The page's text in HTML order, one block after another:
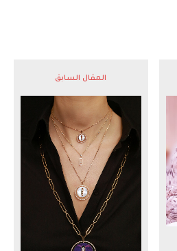
المقال السابق